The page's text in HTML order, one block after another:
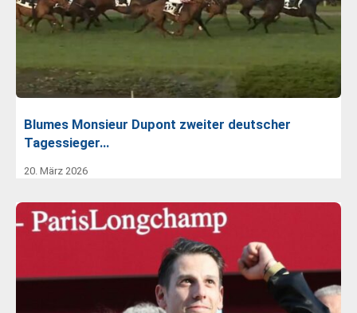
Blumes Monsieur Dupont zweiter deutscher
Tagessieger…
20. März 2026